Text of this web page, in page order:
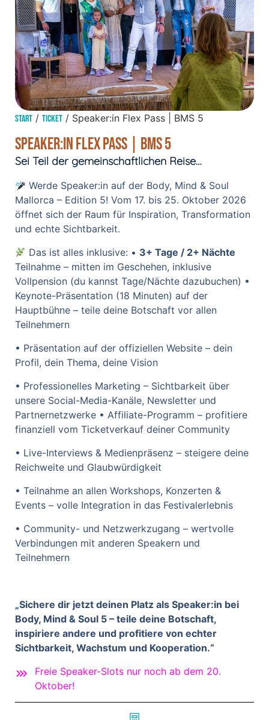
Start / Ticket / Speaker:in Flex Pass | BMS 5
Speaker:in Flex Pass | BMS 5
Sei Teil der gemeinschaftlichen Reise…
Werde Speaker:in auf der Body, Mind & Soul
Mallorca – Edition 5! Vom 17. bis 25. Oktober 2026
öffnet sich der Raum für Inspiration, Transformation
und echte Sichtbarkeit.
Das ist alles inklusive: • 3+ Tage / 2+ Nächte
Teilnahme – mitten im Geschehen, inklusive
Vollpension (du kannst Tage/Nächte dazubuchen) •
Keynote-Präsentation (18 Minuten) auf der
Hauptbühne – teile deine Botschaft vor allen
Teilnehmern
• Präsentation auf der offiziellen Website – dein
Profil, dein Thema, deine Vision
• Professionelles Marketing – Sichtbarkeit über
unsere Social-Media-Kanäle, Newsletter und
Partnernetzwerke • Affiliate-Programm – profitiere
finanziell vom Ticketverkauf deiner Community
• Live-Interviews & Medienpräsenz – steigere deine
Reichweite und Glaubwürdigkeit
• Teilnahme an allen Workshops, Konzerten &
Events – volle Integration in das Festivalerlebnis
• Community- und Netzwerkzugang – wertvolle
Verbindungen mit anderen Speakern und
Teilnehmern
„Sichere dir jetzt deinen Platz als Speaker:in bei
Body, Mind & Soul 5 – teile deine Botschaft,
inspiriere andere und profitiere von echter
Sichtbarkeit, Wachstum und Kooperation.“
Freie Speaker-Slots nur noch ab dem 20.
Oktober!